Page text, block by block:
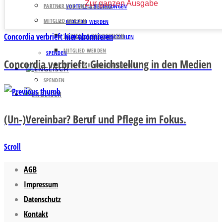
VORTEILE & BEDINGUNGEN
MITGLIED WERDEN
MITGLIEDSBEITRAG BEZAHLEN
SPENDEN
PARTNER UND UNTERSTÜTZER
MITGLIED WERDEN
VORTEILE & BEDINGUNGEN
MITGLIED WERDEN
MITGLIEDSBEITRAG BEZAHLEN
SPENDEN
Zur ganzen Ausgabe
Concordia verbrieft hier abonnieren
Concordia verbrieft: Gleichstellung in den Medien
(Un-)Vereinbar? Beruf und Pflege im Fokus.
Scroll
AGB
Impressum
Datenschutz
Kontakt